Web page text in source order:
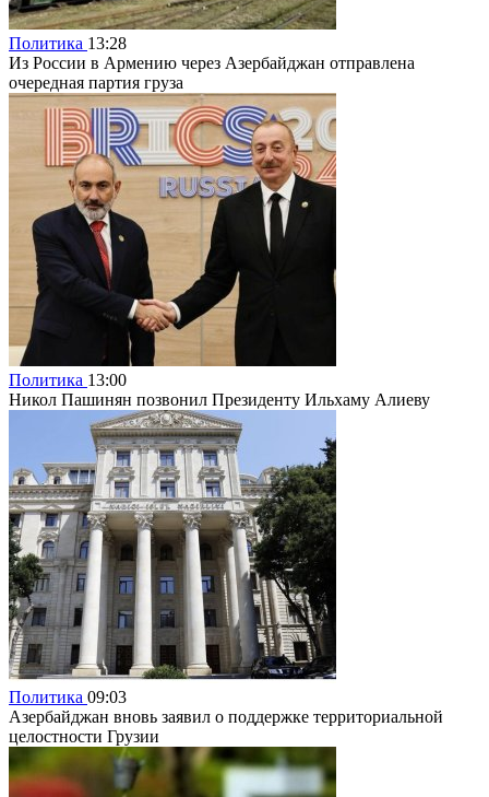
Политика 13:28
Из России в Армению через Азербайджан отправлена
очередная партия груза
Политика 13:00
Никол Пашинян позвонил Президенту Ильхаму Алиеву
Политика 09:03
Азербайджан вновь заявил о поддержке территориальной
целостности Грузии